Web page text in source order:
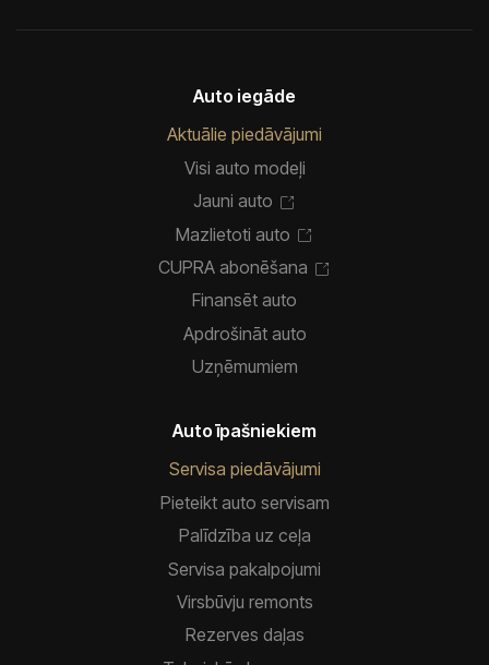
Auto iegāde
Aktuālie piedāvājumi
Visi auto modeļi
Jauni auto
Mazlietoti auto
CUPRA abonēšana
Finansēt auto
Apdrošināt auto
Uzņēmumiem
Auto īpašniekiem
Servisa piedāvājumi
Pieteikt auto servisam
Palīdzība uz ceļa
Servisa pakalpojumi
Virsbūvju remonts
Rezerves daļas